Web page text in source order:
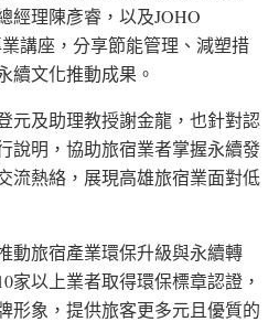
經理陳彥睿，以及JOHO
講座，分享節能管理、減塑措
續文化推動成果。
元及助理教授謝金龍，也針對認
說明，協助旅宿業者掌握永續發
流熱絡，展現高雄旅宿業面對低
動旅宿產業環保升級與永續轉
家以上業者取得環保標章認證，
形象，提供旅客更多元且優質的